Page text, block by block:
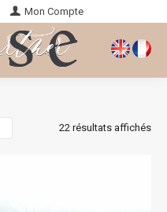
Mon Compte
22 résultats affichés